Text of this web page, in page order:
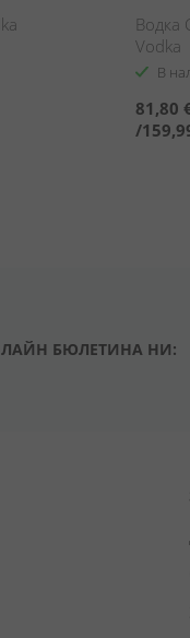
Водка
Vodka
В
81,80
/
БЮЛЕТИНА НИ: